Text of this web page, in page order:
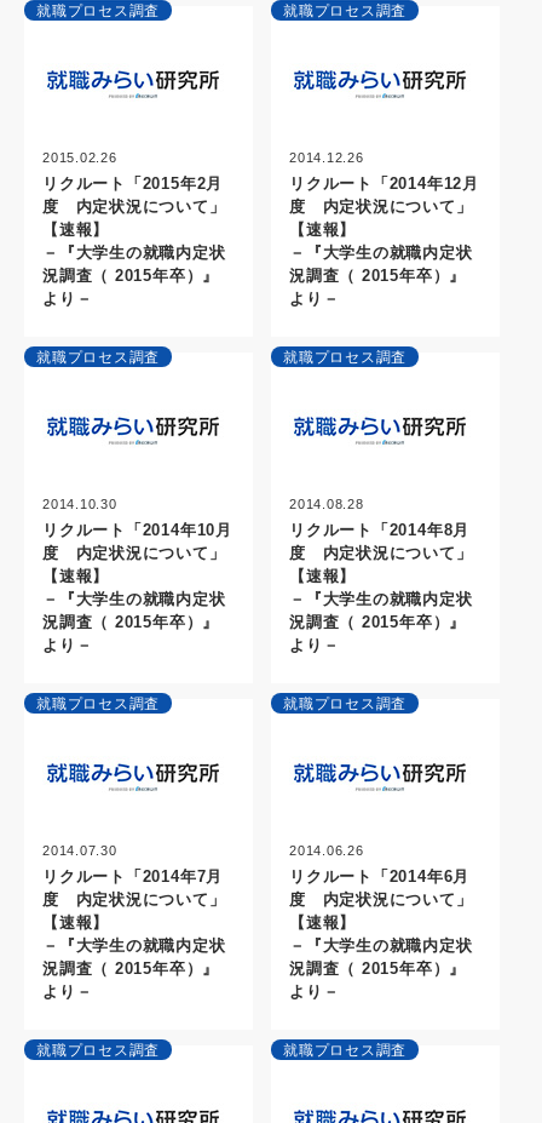
就職プロセス調査
2015.02.26
リクルート「2015年2月
度 内定状況について」
【速報】
－『大学生の就職内定状
況調査（ 2015年卒）』
より－
就職プロセス調査
2014.12.26
リクルート「2014年12月
度 内定状況について」
【速報】
－『大学生の就職内定状
況調査（ 2015年卒）』
より－
就職プロセス調査
2014.10.30
リクルート「2014年10月
度 内定状況について」
【速報】
－『大学生の就職内定状
況調査（ 2015年卒）』
より－
就職プロセス調査
2014.08.28
リクルート「2014年8月
度 内定状況について」
【速報】
－『大学生の就職内定状
況調査（ 2015年卒）』
より－
就職プロセス調査
2014.07.30
リクルート「2014年7月
度 内定状況について」
【速報】
－『大学生の就職内定状
況調査（ 2015年卒）』
より－
就職プロセス調査
2014.06.26
リクルート「2014年6月
度 内定状況について」
【速報】
－『大学生の就職内定状
況調査（ 2015年卒）』
より－
就職プロセス調査 就職プロセス調査